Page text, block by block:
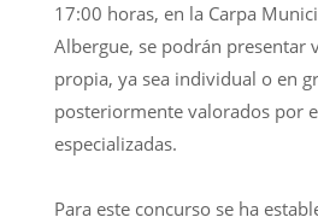
17:00 horas, en la Carpa
Albergue, se podrán presentar
propia, ya sea individual o en
posteriormente valorados por
especializadas.
Para este concurso se ha